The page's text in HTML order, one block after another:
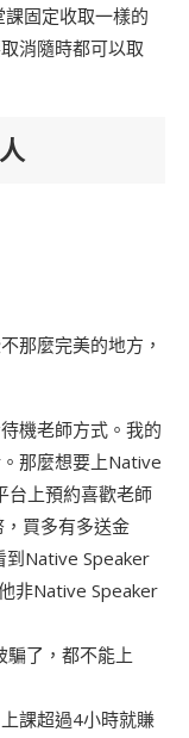
固定收取一樣的
消隨時都可以取
那麼完美的地方，
機老師方式。我的
那麼想要上Native
台上預約喜歡老師
買多有多送金
到Native Speaker
非Native Speaker
了，都不能上
課超過4小時就賺